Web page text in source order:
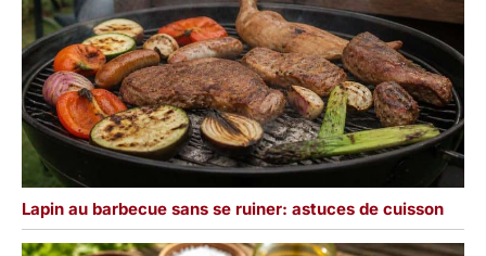
Lapin au barbecue sans se ruiner: astuces de cuisson